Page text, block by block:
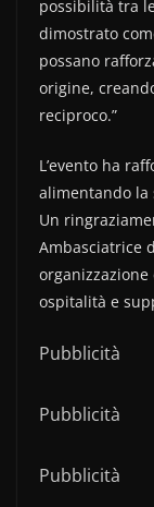
possibilità tra
dimostrato
possano
origine,
reciproco.”
L’evento ha
alimentando
Un
Ambasciatrice
ospitalità e
Pubblicità
Pubblicità
Pubblicità